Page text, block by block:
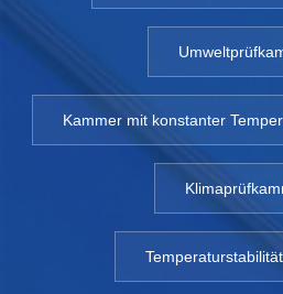
Kammer mit konstanter